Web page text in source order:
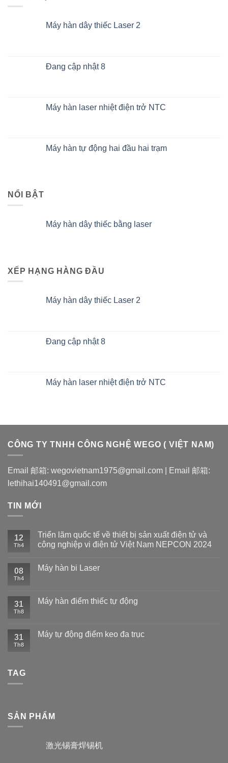
Máy hàn dây thiếc Laser 2
Đang cập nhật 8
Máy hàn laser nhiệt điện trở NTC
Máy hàn tự động hai đầu hai trạm
NỔI BẬT
Máy hàn dây thiếc bằng laser
XẾP HẠNG HÀNG ĐẦU
Máy hàn dây thiếc Laser 2
Đang cập nhật 8
Máy hàn laser nhiệt điện trở NTC
CÔNG TY TNHH CÔNG NGHỆ WEGO ( VIỆT NAM)
Email 邮箱: wegovietnam1975@gmail.com | Email 邮箱:
lethihai140491@gmail.com
TIN MỚI
12
Th4
Triển lãm quốc tế về thiết bị sản xuất điện tử và
công nghiệp vi điện tử Việt Nam NEPCON 2024
08
Th4
Máy hàn bi Laser
31
Th8
Máy hàn điểm thiếc tự động
31
Th8
Máy tự động điểm keo đa trục
TAG
SẢN PHẨM
激光锡膏焊锡机